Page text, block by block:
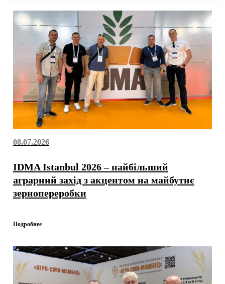
08.07.2026
IDMA Istanbul 2026 – найбільший
аграрний захід з акцентом на майбутнє
зернопереробки
Подробнее